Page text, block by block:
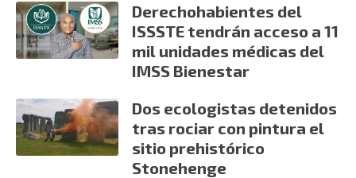
Derechohabientes del
ISSSTE tendrán acceso a 11
mil unidades médicas del
IMSS Bienestar
Dos ecologistas detenidos
tras rociar con pintura el
sitio prehistórico
Stonehenge